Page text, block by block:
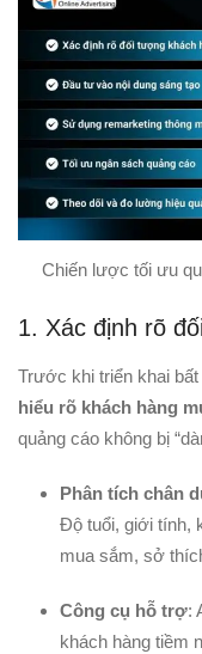
Chiến lược tối ưu
1. Xác định rõ
Trước khi triển khai
hiểu rõ khách hàng
quảng cáo không bị
Phân tích chân
Độ tuổi, giới tính,
mua sắm, sở
Công cụ hỗ trợ:
khách hàng tiềm